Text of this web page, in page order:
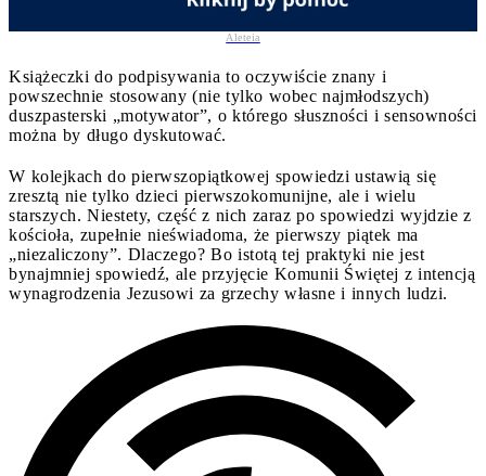
Aleteia
Książeczki do podpisywania to oczywiście znany i
powszechnie stosowany (nie tylko wobec najmłodszych)
duszpasterski „motywator”, o którego słuszności i sensowności
można by długo dyskutować.
W kolejkach do pierwszopiątkowej spowiedzi ustawią się
zresztą nie tylko dzieci pierwszokomunijne, ale i wielu
starszych. Niestety, część z nich zaraz po spowiedzi wyjdzie z
kościoła, zupełnie nieświadoma, że pierwszy piątek ma
„niezaliczony”. Dlaczego? Bo istotą tej praktyki nie jest
bynajmniej spowiedź, ale przyjęcie Komunii Świętej z intencją
wynagrodzenia Jezusowi za grzechy własne i innych ludzi.